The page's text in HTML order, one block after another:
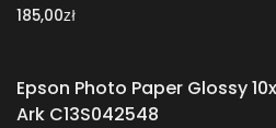
185,00zł
Epson Photo Paper Glossy
Ark C13S042548